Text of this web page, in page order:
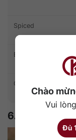
Chào
Vui
Đủ
Spiced
Berry hoặc Pink Gin
Craft Gin cao cấp
6. Công thức